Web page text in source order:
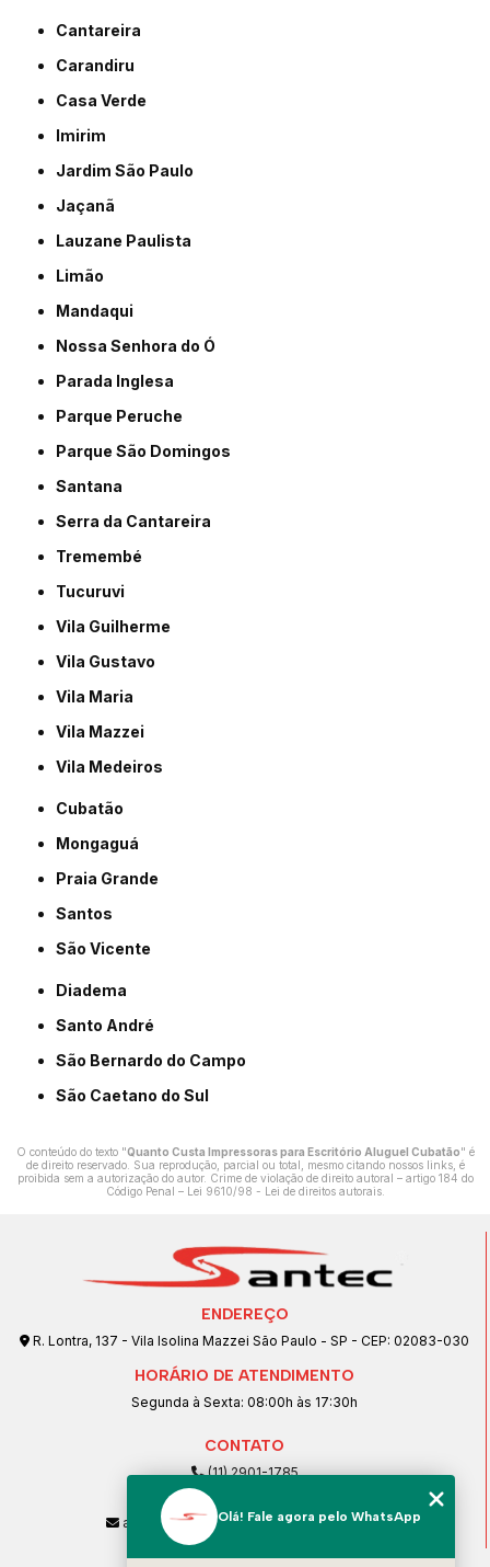
Cantareira
Carandiru
Casa Verde
Imirim
Jardim São Paulo
Jaçanã
Lauzane Paulista
Limão
Mandaqui
Nossa Senhora do Ó
Parada Inglesa
Parque Peruche
Parque São Domingos
Santana
Serra da Cantareira
Tremembé
Tucuruvi
Vila Guilherme
Vila Gustavo
Vila Maria
Vila Mazzei
Vila Medeiros
Cubatão
Mongaguá
Praia Grande
Santos
São Vicente
Diadema
Santo André
São Bernardo do Campo
São Caetano do Sul
O conteúdo do texto "Quanto Custa Impressoras para Escritório Aluguel Cubatão" é
de direito reservado. Sua reprodução, parcial ou total, mesmo citando nossos links, é
proibida sem a autorização do autor. Crime de violação de direito autoral – artigo 184 do
Código Penal – Lei 9610/98 - Lei de direitos autorais.
ENDEREÇO
R. Lontra, 137 - Vila Isolina Mazzei São Paulo - SP - CEP: 02083-030
HORÁRIO DE ATENDIMENTO
Segunda à Sexta: 08:00h às 17:30h
CONTATO
(11) 2901-1785
(11) 99239-1832
atendimento@santeccopiadoras.com.br
Olá! Fale agora pelo WhatsApp